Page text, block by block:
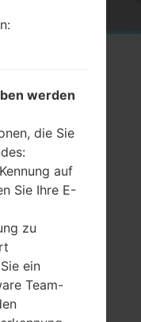
werden
die Sie
auf
Sie Ihre E-
zu
ein
Team-